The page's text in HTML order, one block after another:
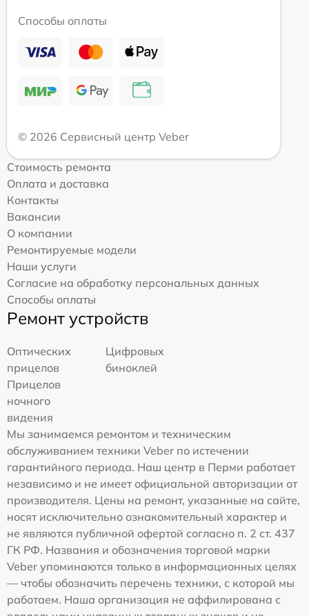
Способы оплаты
© 2026 Сервисный центр Veber
Стоимость ремонта
Оплата и доставка
Контакты
Вакансии
О компании
Ремонтируемые модели
Наши услуги
Согласие на обработку персональных данных
Способы оплаты
Ремонт устройств
Оптических
прицелов
Цифровых
биноклей
Прицелов
ночного
видения
Мы занимаемся ремонтом и техническим
обслуживанием техники Veber по истечении
гарантийного периода. Наш центр в Перми работает
независимо и не имеет официальной авторизации от
производителя. Цены на ремонт, указанные на сайте,
носят исключительно ознакомительный характер и
не являются публичной офертой согласно п. 2 ст. 437
ГК РФ. Названия и обозначения торговой марки
Veber упоминаются только в информационных целях
— чтобы обозначить перечень техники, с которой мы
работаем. Наша организация не аффилирована с